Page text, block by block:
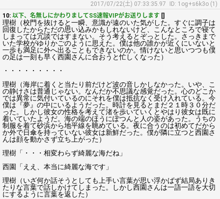
2017/07/22(土) 07:33:35.97
ID: 1og+s6k3o (1)
10: 以下、名無しにかわりましてSS速報VIPがお送りします []
理樹（校門を抜けると一瞬、意識が遠のいた気がした。すぐに調子は
回復したからただの思い込みかもしれないけど、こんなところで寝て
しまっては冗談ではすまない。そう考えるとぞっとした。さっきまで
いた学校がゆりかごのように思えた。僕は他の誰かが近くにいないと
一歩も満足に外へ出ることもできないのか。情けないと思いつつも僕
の足は一刻も早く西園さんに合おうと忙しくなった）
・・・・・・・・・
理樹（海岸に着くと当たり前だけど波の音しかしなかった。いや、こ
の静けさは普通じゃない。なんだか不思議な感覚だった。心のどこか
では異常に気付いているのにそれを僕は抵抗なく受け入れている。今
僕は『夢』の中にいるようだった。時計を見るとまだ２１時３０分だ
った。しかし彼女の性格を考えて渚を歩いていくとやはり彼女は既に
着いていたようだ。海の端のほうにぽつんと人の姿があった。うちの
制服を着て砂浜から地平線を眺めている。夜に合うのは初めてだから
か外で日傘を持っていない彼女は新鮮だった。僕が隣に立つと西園さ
んは顔を動かさず立ち上がった）
理樹「・・・相変わらず綺麗な海だね」
西園「ええ、本当に綺麗な海です」
理樹（いざ何か話そうとしても上手い言葉が思い浮かばず結局ありき
たりな言葉で話しかけてしまった。しかし西園さんは一語一語を大切
にするように言葉を返した）